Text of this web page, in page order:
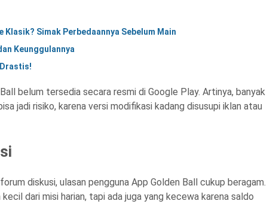
Simak Perbedaannya Sebelum Main
Keunggulannya
belum tersedia secara resmi di Google Play. Artinya, banyak
jadi risiko, karena versi modifikasi kadang disusupi iklan atau
diskusi, ulasan pengguna App Golden Ball cukup beragam.
dari misi harian, tapi ada juga yang kecewa karena saldo